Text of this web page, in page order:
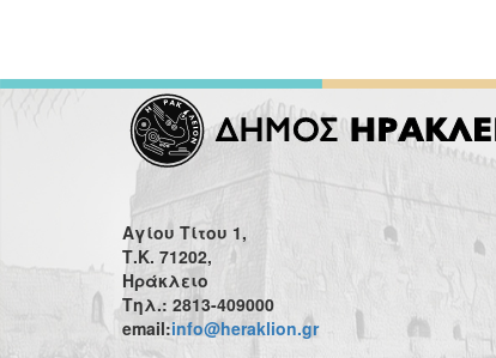
Αγίου Τίτου 1,
Τ.Κ. 71202,
Ηράκλειο
Τηλ.: 2813-409000
email:info@heraklion.gr